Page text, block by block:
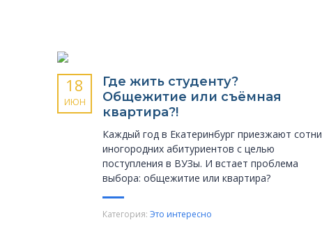
18
ИЮН
Где жить студенту?
Общежитие или съёмная
квартира?!
Каждый год в Екатеринбург приезжают сотни
иногородних абитуриентов с целью
поступления в ВУЗы. И встает проблема
выбора: общежитие или квартира?
Категория: Это интересно